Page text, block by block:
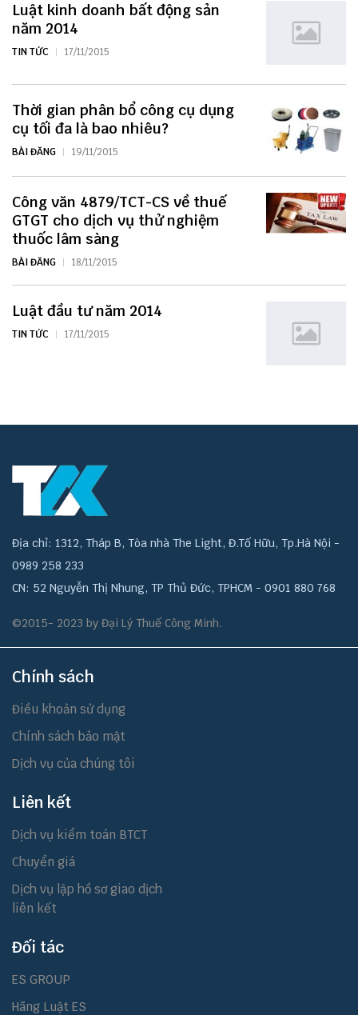
Luật kinh doanh bất động sản
năm 2014
TIN TỨC 17/11/2015
Thời gian phân bổ công cụ dụng
cụ tối đa là bao nhiêu?
BÀI ĐĂNG 19/11/2015
Công văn 4879/TCT-CS về thuế
GTGT cho dịch vụ thử nghiệm
thuốc lâm sàng
BÀI ĐĂNG 18/11/2015
Luật đầu tư năm 2014
TIN TỨC 17/11/2015
Địa chỉ: 1312, Tháp B, Tòa nhà The Light, Đ.Tố Hữu, Tp.Hà Nội -
0989 258 233
CN: 52 Nguyễn Thị Nhung, TP Thủ Đức, TPHCM - 0901 880 768
©2015- 2023 by Đại Lý Thuế Công Minh.
Chính sách
Điều khoản sử dụng
Chính sách bảo mật
Dịch vụ của chúng tôi
Liên kết
Dịch vụ kiểm toán BTCT
Chuyển giá
Dịch vụ lập hồ sơ giao dịch
liên kết
Đối tác
ES GROUP
Hãng Luật ES